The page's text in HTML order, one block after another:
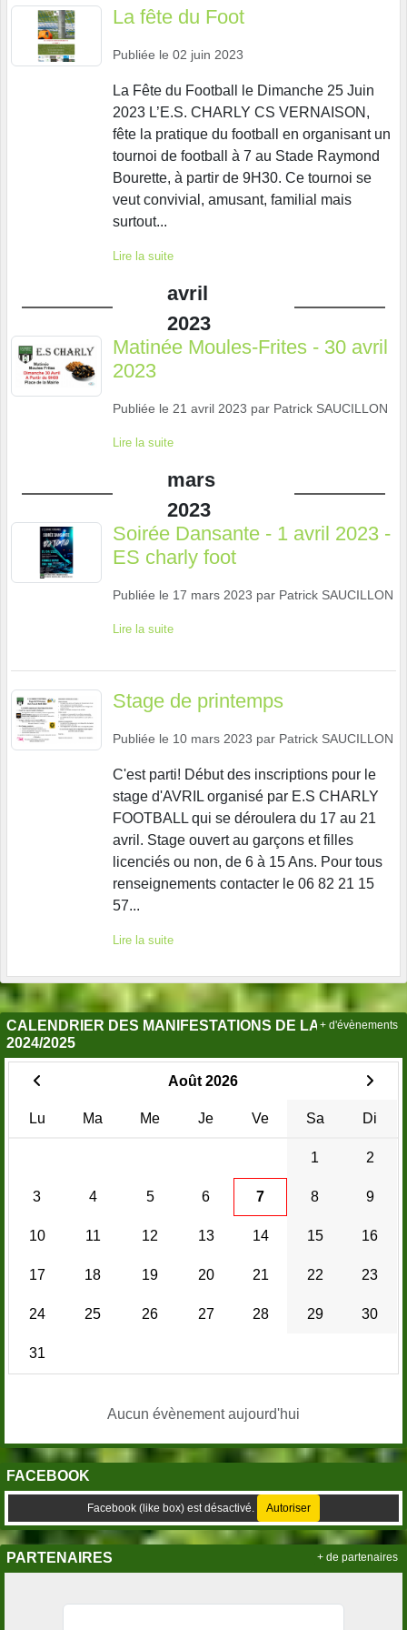
La fête du Foot
Publiée le 02 juin 2023
La Fête du Football le Dimanche 25 Juin
2023 L’E.S. CHARLY CS VERNAISON,
fête la pratique du football en organisant un
tournoi de football à 7 au Stade Raymond
Bourette, à partir de 9H30. Ce tournoi se
veut convivial, amusant, familial mais
surtout...
Lire la suite
avril
2023
Matinée Moules-Frites - 30 avril
2023
Publiée le 21 avril 2023 par Patrick SAUCILLON
Lire la suite
mars
2023
Soirée Dansante - 1 avril 2023 -
ES charly foot
Publiée le 17 mars 2023 par Patrick SAUCILLON
Lire la suite
Stage de printemps
Publiée le 10 mars 2023 par Patrick SAUCILLON
C'est parti! Début des inscriptions pour le
stage d'AVRIL organisé par E.S CHARLY
FOOTBALL qui se déroulera du 17 au 21
avril. Stage ouvert au garçons et filles
licenciés ou non, de 6 à 15 Ans. Pour tous
renseignements contacter le 06 82 21 15
57...
Lire la suite
CALENDRIER DES MANIFESTATIONS DE LA SAISON
2024/2025
Août 2026
Lu Ma Me Je Ve Sa Di
1 2
3 4 5 6 7 8 9
10 11 12 13 14 15 16
17 18 19 20 21 22 23
24 25 26 27 28 29 30
31
Aucun évènement aujourd'hui
+ d'évènements
FACEBOOK
Facebook (like box) est désactivé. Autoriser
PARTENAIRES + de partenaires